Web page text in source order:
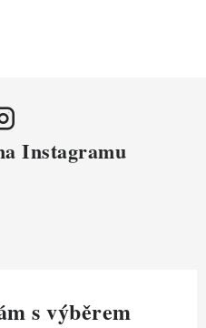
Instagramu
s výběrem